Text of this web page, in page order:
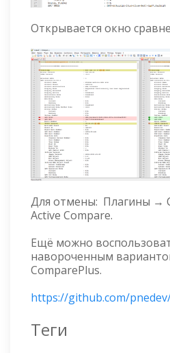
Открывается окно
Для отмены: Плагины →
Active Compare.
Ещё можно
навороченным
ComparePlus.
https://github.com/
Теги